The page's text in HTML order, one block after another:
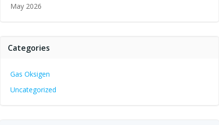
May 2026
Categories
Gas Oksigen
Uncategorized